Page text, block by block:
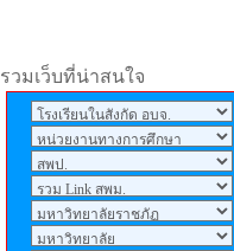
จารุเดช: อยากให้โรงเรียน
เปิดเทอมเร็วนะคราฟ
admin: ถ้าเข้ามาชมเว็บไซต์
แล้วอย่าลืมลงนามสมุดเยี่ยม
ให้ด้วยนะครับ
admin: ศิษย์เก่าโรงเรียนศรี
รวมเว็บที่น่าสนใจ